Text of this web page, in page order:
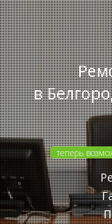
в
теперь